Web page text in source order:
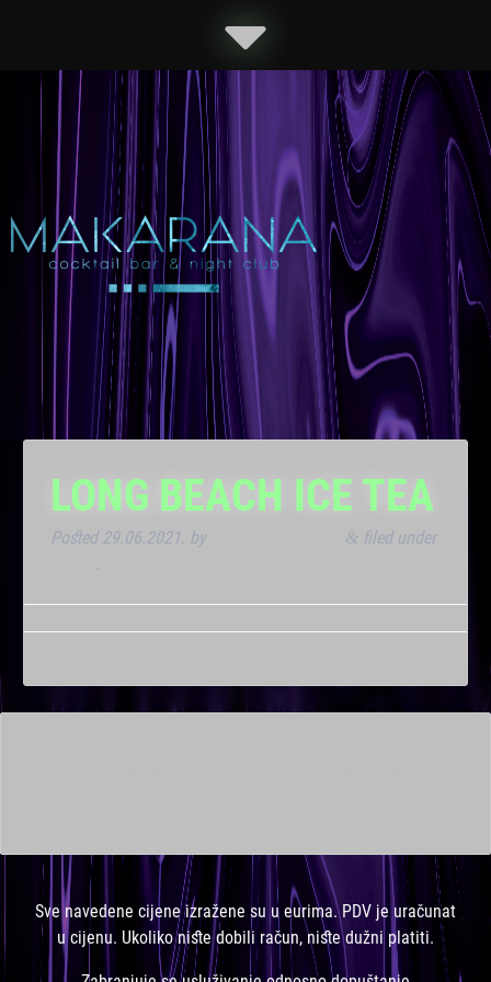
LONG BEACH ICE TEA
Posted 29.06.2021. by & filed under
.
Sve navedene cijene izražene su u eurima. PDV je uračunat
u cijenu. Ukoliko niste dobili račun, niste dužni platiti.